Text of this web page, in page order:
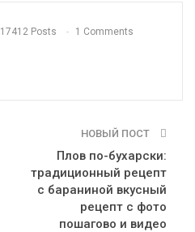
17412 Posts 1 Comments
НОВЫЙ ПОСТ
Плов по-бухарски:
традиционный рецепт
с бараниной вкусный
рецепт с фото
пошагово и видео